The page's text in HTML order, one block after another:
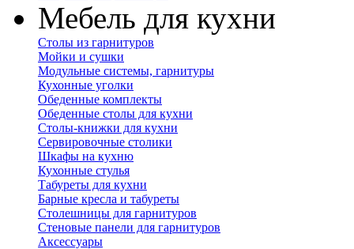
Мебель для кухни
Столы из гарнитуров
Мойки и сушки
Модульные системы, гарнитуры
Кухонные уголки
Обеденные комплекты
Обеденные столы для кухни
Столы-книжки для кухни
Сервировочные столики
Шкафы на кухню
Кухонные стулья
Табуреты для кухни
Барные кресла и табуреты
Столешницы для гарнитуров
Стеновые панели для гарнитуров
Аксессуары